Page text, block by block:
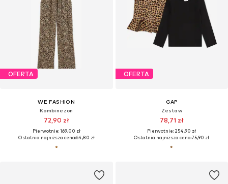
OFERTA
WE FASHION
Kombinezon
72,90 zł
Pierwotnie: 169,00 zł
Ostatnia najniższa cena:64,80 zł
OFERTA
GAP
Zestaw
78,71 zł
Pierwotnie: 254,90 zł
Ostatnia najniższa cena:75,90 zł